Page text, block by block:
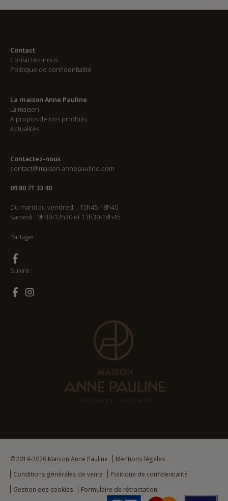
Contact
Contactez-nous
Politique de confidentialité
La maison Anne Pauline
La maison
A propos de nos produits
Actualités
Contactez-nous
contact@maison-annepauline.com
09 80 71 33 40
Du mardi au vendredi : 15h45-18h45
Samedi : 9h30-12h30 et 13h30-18h45
Partager :
Suivre :
©2019-2026 Maison Anne Pauline
Mentions légales
Conditions générales de vente
Politique de confidentialité
Gestion des cookies
Formulaire de rétractation